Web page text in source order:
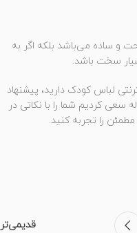
و ساده می‌باشد بلکه اگر به
سخت باشد.
لباس کودک دارید، پیشنهاد
سعی کردیم شما را با نکاتی در
را تجربه کنید.
قدیمی‌تر